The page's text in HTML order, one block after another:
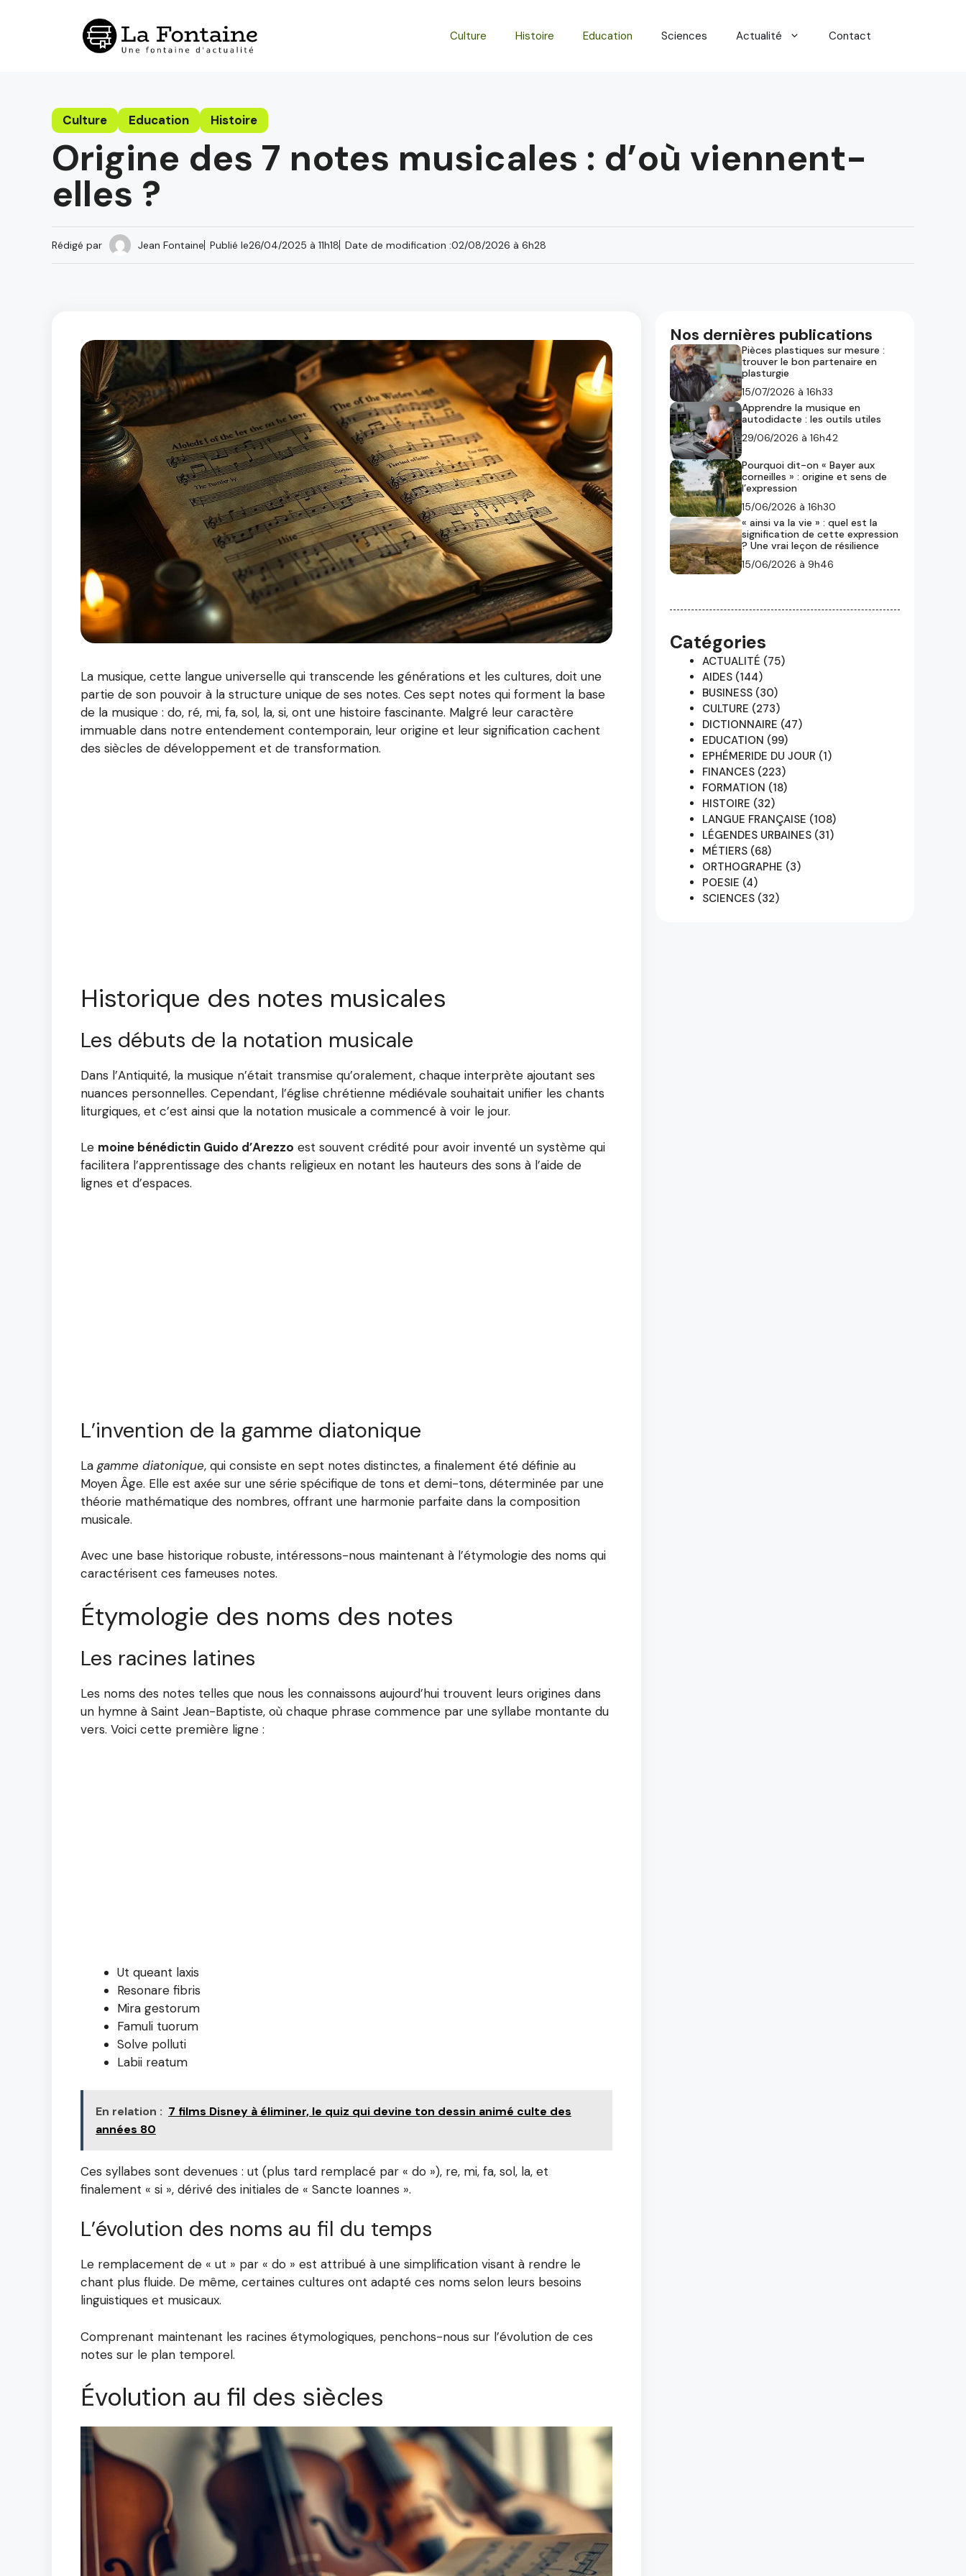
Culture Histoire Education Sciences Actualité Contact
Culture Education Histoire
Origine des 7 notes musicales : d’où viennent-
elles ?
Rédigé par Jean Fontaine Publié le26/04/2025 à 11h18 Date de modification :02/08/2026 à 6h28
La musique, cette langue universelle qui transcende les générations et les cultures, doit une
partie de son pouvoir à la structure unique de ses notes. Ces sept notes qui forment la base
de la musique : do, ré, mi, fa, sol, la, si, ont une histoire fascinante. Malgré leur caractère
immuable dans notre entendement contemporain, leur origine et leur signification cachent
des siècles de développement et de transformation.
Historique des notes musicales
Les débuts de la notation musicale
Dans l’Antiquité, la musique n’était transmise qu’oralement, chaque interprète ajoutant ses
nuances personnelles. Cependant, l’église chrétienne médiévale souhaitait unifier les chants
liturgiques, et c’est ainsi que la notation musicale a commencé à voir le jour.
Le moine bénédictin Guido d’Arezzo est souvent crédité pour avoir inventé un système qui
facilitera l’apprentissage des chants religieux en notant les hauteurs des sons à l’aide de
lignes et d’espaces.
L’invention de la gamme diatonique
La gamme diatonique, qui consiste en sept notes distinctes, a finalement été définie au
Moyen Âge. Elle est axée sur une série spécifique de tons et demi-tons, déterminée par une
théorie mathématique des nombres, offrant une harmonie parfaite dans la composition
musicale.
Avec une base historique robuste, intéressons-nous maintenant à l’étymologie des noms qui
caractérisent ces fameuses notes.
Étymologie des noms des notes
Les racines latines
Les noms des notes telles que nous les connaissons aujourd’hui trouvent leurs origines dans
un hymne à Saint Jean-Baptiste, où chaque phrase commence par une syllabe montante du
vers. Voici cette première ligne :
Ut queant laxis
Resonare fibris
Mira gestorum
Famuli tuorum
Solve polluti
Labii reatum
En relation : 7 films Disney à éliminer, le quiz qui devine ton dessin animé culte des
années 80
Ces syllabes sont devenues : ut (plus tard remplacé par « do »), re, mi, fa, sol, la, et
finalement « si », dérivé des initiales de « Sancte Ioannes ».
L’évolution des noms au fil du temps
Le remplacement de « ut » par « do » est attribué à une simplification visant à rendre le
chant plus fluide. De même, certaines cultures ont adapté ces noms selon leurs besoins
linguistiques et musicaux.
Comprenant maintenant les racines étymologiques, penchons-nous sur l’évolution de ces
notes sur le plan temporel.
Évolution au fil des siècles
Nos dernières publications
Pièces plastiques sur mesure :
trouver le bon partenaire en
plasturgie
15/07/2026 à 16h33
Apprendre la musique en
autodidacte : les outils utiles
29/06/2026 à 16h42
Pourquoi dit-on « Bayer aux
corneilles » : origine et sens de
l’expression
15/06/2026 à 16h30
« ainsi va la vie » : quel est la
signification de cette expression
? Une vrai leçon de résilience
15/06/2026 à 9h46
Catégories
ACTUALITÉ (75)
AIDES (144)
BUSINESS (30)
CULTURE (273)
DICTIONNAIRE (47)
EDUCATION (99)
EPHÉMERIDE DU JOUR (1)
FINANCES (223)
FORMATION (18)
HISTOIRE (32)
LANGUE FRANÇAISE (108)
LÉGENDES URBAINES (31)
MÉTIERS (68)
ORTHOGRAPHE (3)
POESIE (4)
SCIENCES (32)